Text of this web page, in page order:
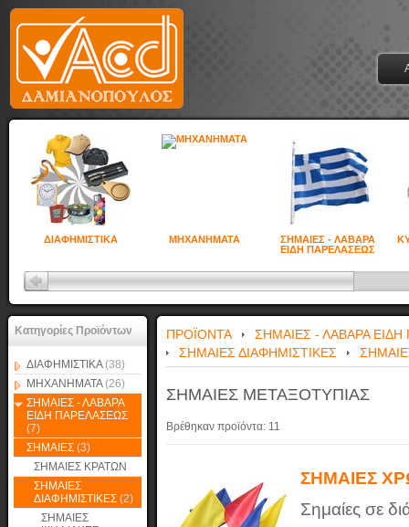
ΔΙΑΦΗΜΙΣΤΙΚΑ ΜΗΧΑΝΗΜΑΤΑ
ΣΗΜΑΙΕΣ - ΛΑΒΑΡΑ
ΕΙΔΗ ΠΑΡΕΛΑΣΕΩΣ
Κατηγορίες Προϊόντων
ΔΙΑΦΗΜΙΣΤΙΚΑ(38)
ΜΗΧΑΝΗΜΑΤΑ(26)
ΣΗΜΑΙΕΣ - ΛΑΒΑΡΑ
ΕΙΔΗ ΠΑΡΕΛΑΣΕΩΣ
(7)
ΣΗΜΑΙΕΣ (3)
ΣΗΜΑΙΕΣ ΚΡΑΤΩΝ
ΣΗΜΑΙΕΣ
ΔΙΑΦΗΜΙΣΤΙΚΕΣ (2)
ΣΗΜΑΙΕΣ
ΠΡΟΪΟΝΤΑ
ΣΗΜΑΙΕΣ - ΛΑΒΑΡΑ
ΣΗΜΑΙΕΣ ΔΙΑΦΗΜΙΣΤΙΚΕΣ
ΣΗΜΑΙΕΣ ΜΕΤΑΞΟΤΥΠΙΑΣ
Βρέθηκαν προϊόντα: 11
ΣΗΜΑΙΕΣ
Σημαίες σε